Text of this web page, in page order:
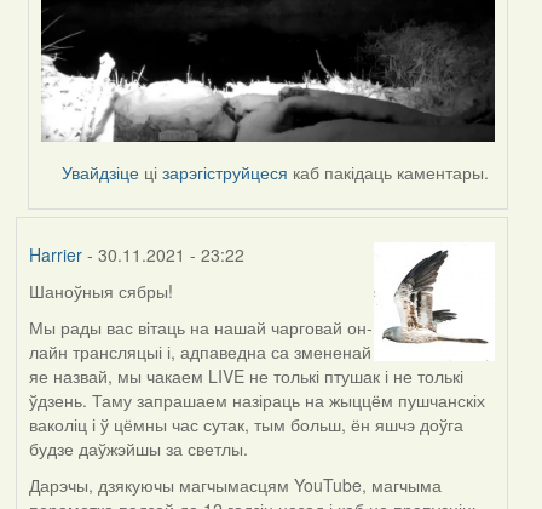
Увайдзіце цізарэгіструйцеся каб пакідаць каментары.
Harrier- 30.11.2021 - 23:22
Шаноўныя сябры!
Мы рады вас вітаць на нашай чарговай он-
лайн трансляцыі і, адпаведна са змененай
яе назвай, мы чакаем LIVE не толькі птушак і не толькі
ўдзень. Таму запрашаем назіраць на жыццём пушчанскіх
ваколіц і ў цёмны час сутак, тым больш, ён яшчэ доўга
будзе даўжэйшы за светлы.
Дарэчы, дзякуючы магчымасцям YouTube, магчыма